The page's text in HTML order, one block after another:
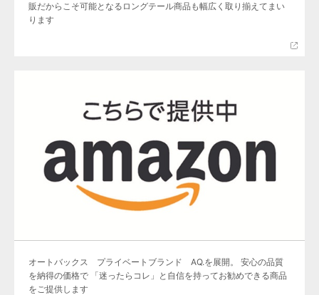
販だからこそ可能となるロングテール商品も幅広く取り揃えてまい
ります
オートバックス プライベートブランド AQ.を展開。 安心の品質
を納得の価格で 「迷ったらコレ」と自信を持ってお勧めできる商品
をご提供します